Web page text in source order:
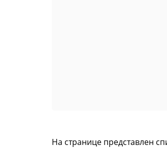
На странице представлен